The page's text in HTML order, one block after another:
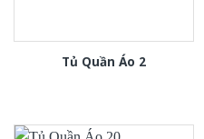
Tủ Quần Áo 2